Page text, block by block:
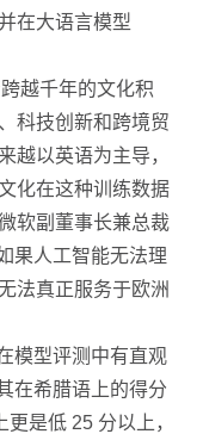
在大语言模型
越千年的文化积
科技创新和跨境贸
越以英语为主导，
化在这种训练数据
软副董事长兼总裁
果人工智能无法理
法真正服务于欧洲
型评测中有直观
在希腊语上的得分
是低 25 分以上，